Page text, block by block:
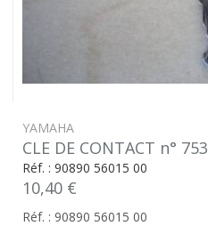
YAMAHA
CLE DE CONTACT n° 753
Réf. : 90890 56015 00
10,40 €
Réf. : 90890 56015 00